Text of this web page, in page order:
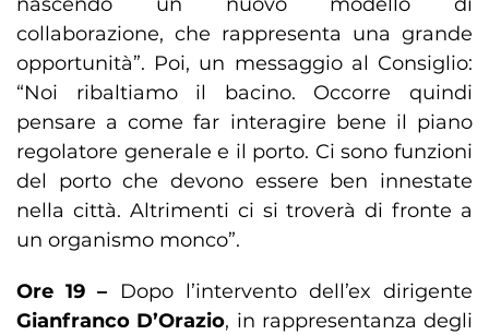
collaborazione, che rappresenta una grande
opportunità”. Poi, un messaggio al Consiglio:
“Noi ribaltiamo il bacino. Occorre quindi
pensare a come far interagire bene il piano
regolatore generale e il porto. Ci sono funzioni
del porto che devono essere ben innestate
nella città. Altrimenti ci si troverà di fronte a
un organismo monco”.
Ore 19 –
Dopo l’intervento dell’ex dirigente
Gianfranco D’Orazio, in rappresentanza degli